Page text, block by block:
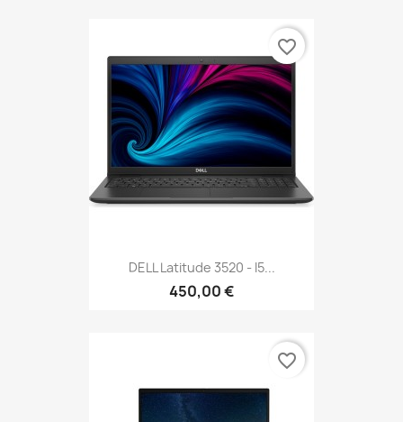
DELL Latitude 3520 - I5...
450,00 €
favorite_border
favorite_border